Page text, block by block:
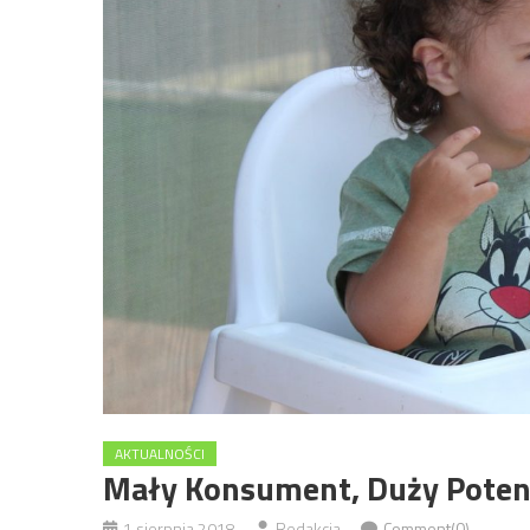
AKTUALNOŚCI
Mały Konsument, Duży